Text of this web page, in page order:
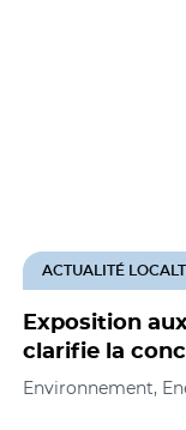
Exposition
clarifie la
ACTUALITÉ
Environnement,